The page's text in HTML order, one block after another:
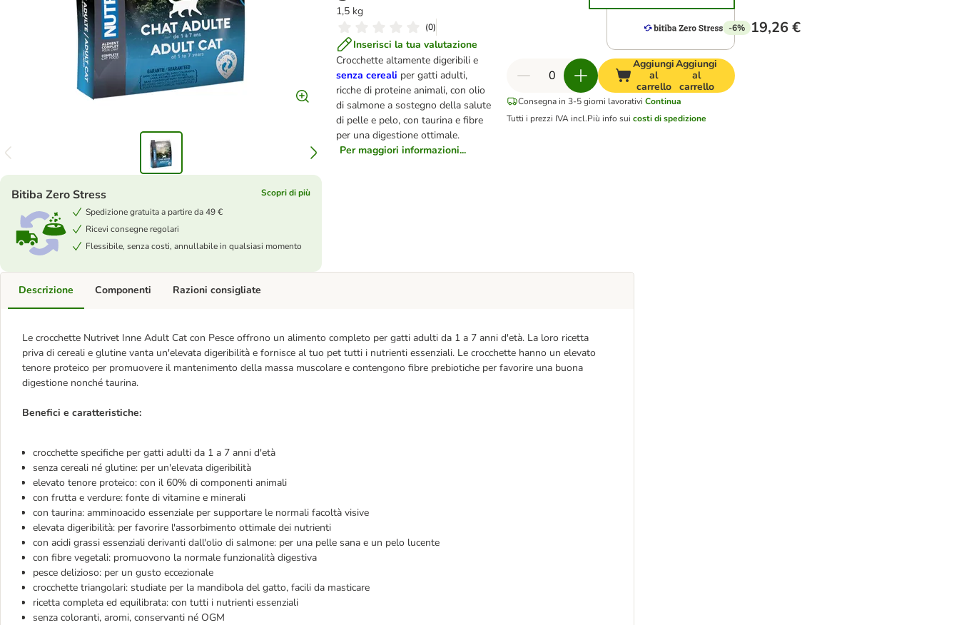
1,5 kg
(0)
Inserisci la tua valutazione
Crocchette altamente digeribili e
senza cereali per gatti adulti,
ricche di proteine animali, con olio
di salmone a sostegno della salute
di pelle e pelo, con taurina e fibre
per una digestione ottimale.
Per maggiori informazioni...
Bitiba Zero Stress
Scopri di più
Spedizione gratuita a partire da 49 €
Ricevi consegne regolari
Flessibile, senza costi, annullabile in qualsiasi momento
-6% 19,26 €
Aggiungi
al
carrello
Aggiungi
al
carrello
Consegna in 3-5 giorni lavorativi Continua
Tutti i prezzi IVA incl.Più info sui costi di spedizione
Descrizione
Le crocchette Nutrivet Inne Adult Cat con Pesce offrono un alimento completo per gatti adulti da 1 a 7 anni d'età. La loro ricetta
priva di cereali e glutine vanta un'elevata digeribilità e fornisce al tuo pet tutti i nutrienti essenziali. Le crocchette hanno un elevato
tenore proteico per promuovere il mantenimento della massa muscolare e contengono fibre prebiotiche per favorire una buona
digestione nonché taurina.
Benefici e caratteristiche:
crocchette specifiche per gatti adulti da 1 a 7 anni d'età
senza cereali né glutine: per un'elevata digeribilità
elevato tenore proteico: con il 60% di componenti animali
con frutta e verdure: fonte di vitamine e minerali
con taurina: amminoacido essenziale per supportare le normali facoltà visive
elevata digeribilità: per favorire l'assorbimento ottimale dei nutrienti
con acidi grassi essenziali derivanti dall'olio di salmone: per una pelle sana e un pelo lucente
con fibre vegetali: promuovono la normale funzionalità digestiva
pesce delizioso: per un gusto eccezionale
crocchette triangolari: studiate per la mandibola del gatto, facili da masticare
ricetta completa ed equilibrata: con tutti i nutrienti essenziali
senza coloranti, aromi, conservanti né OGM
Componenti Razioni consigliate